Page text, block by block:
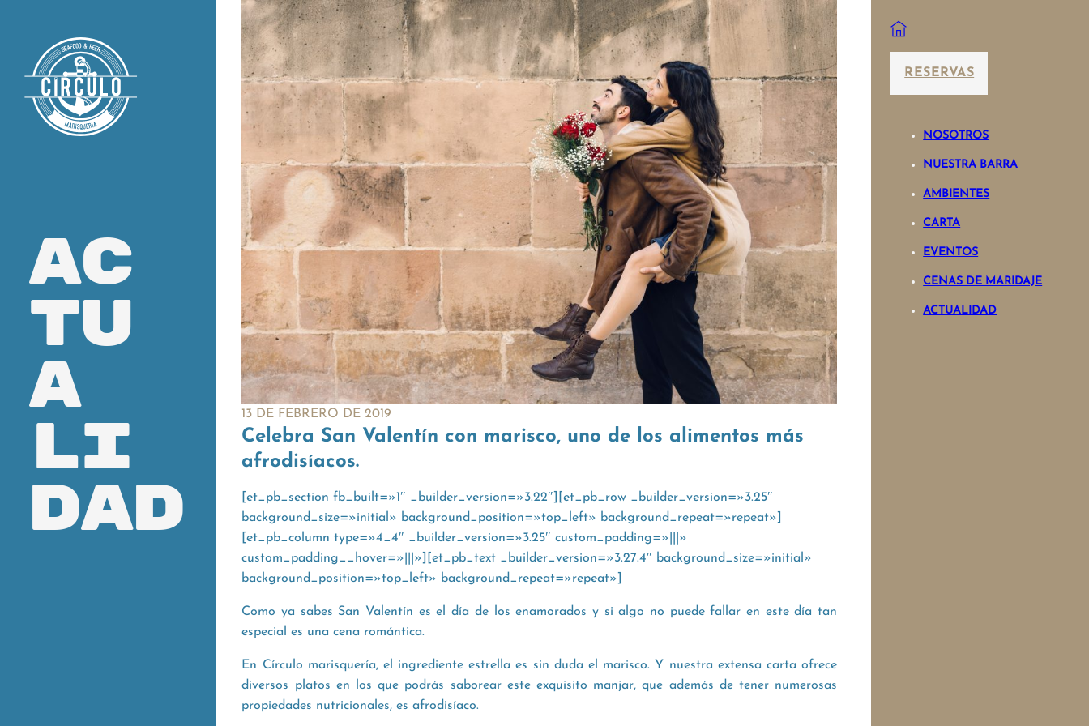
RESERVAS
NOSOTROS
NUESTRA BARRA
AMBIENTES
CARTA
EVENTOS
CENAS DE MARIDAJE
ACTUALIDAD
ac
tu
a
li
dad
13 DE FEBRERO DE 2019
Celebra San Valentín con marisco, uno de los alimentos más
afrodisíacos.
[et_pb_section fb_built=»1″ _builder_version=»3.22″][et_pb_row _builder_version=»3.25″
background_size=»initial» background_position=»top_left» background_repeat=»repeat»]
[et_pb_column type=»4_4″ _builder_version=»3.25″ custom_padding=»|||»
custom_padding__hover=»|||»][et_pb_text _builder_version=»3.27.4″ background_size=»initial»
background_position=»top_left» background_repeat=»repeat»]
Como ya sabes San Valentín es el día de los enamorados y si algo no puede fallar en este día tan
especial es una cena romántica.
En Círculo marisquería, el ingrediente estrella es sin duda el marisco. Y nuestra extensa carta ofrece
diversos platos en los que podrás saborear este exquisito manjar, que además de tener numerosas
propiedades nutricionales, es afrodisíaco.